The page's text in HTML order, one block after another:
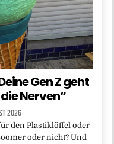
Gen Z geht
Nerven“
2026
den Plastiklöffel oder
oder nicht? Und